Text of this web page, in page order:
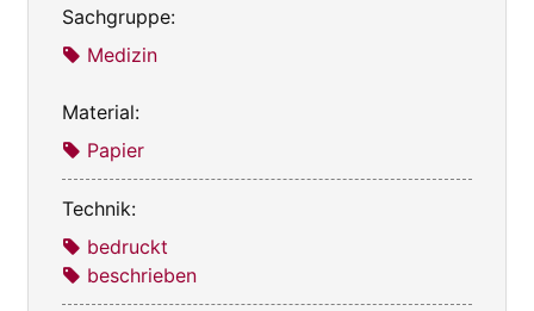
Sachgruppe:
Medizin
Material:
Papier
Technik:
bedruckt
beschrieben